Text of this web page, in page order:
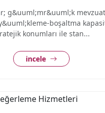
g&uuml;mr&uuml;k
boşaltma
konumları ile stan...
incele